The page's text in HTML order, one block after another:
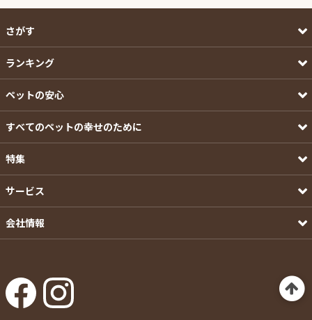
さがす
ランキング
ペットの安心
すべてのペットの幸せのために
特集
サービス
会社情報